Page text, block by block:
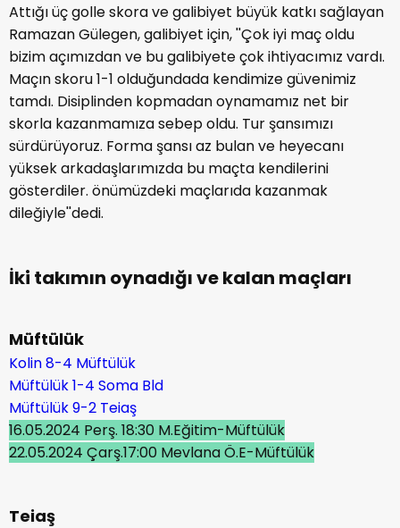
Attığı üç golle skora ve galibiyet büyük katkı sağlayan
Ramazan Gülegen, galibiyet için, ''Çok iyi maç oldu
bizim açımızdan ve bu galibiyete çok ihtiyacımız vardı.
Maçın skoru 1-1 olduğundada kendimize güvenimiz
tamdı. Disiplinden kopmadan oynamamız net bir
skorla kazanmamıza sebep oldu. Tur şansımızı
sürdürüyoruz. Forma şansı az bulan ve heyecanı
yüksek arkadaşlarımızda bu maçta kendilerini
gösterdiler. önümüzdeki maçlarıda kazanmak
dileğiyle''dedi.
İki takımın oynadığı ve kalan maçları
Müftülük
Kolin 8-4 Müftülük
Müftülük 1-4 Soma Bld
Müftülük 9-2 Teiaş
16.05.2024 Perş. 18:30 M.Eğitim-Müftülük
22.05.2024 Çarş.17:00 Mevlana Ö.E-Müftülük
Teiaş